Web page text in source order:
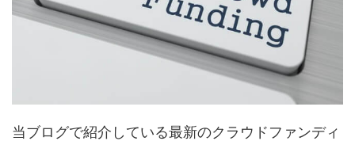
当ブログで紹介している最新のクラウドファンディ